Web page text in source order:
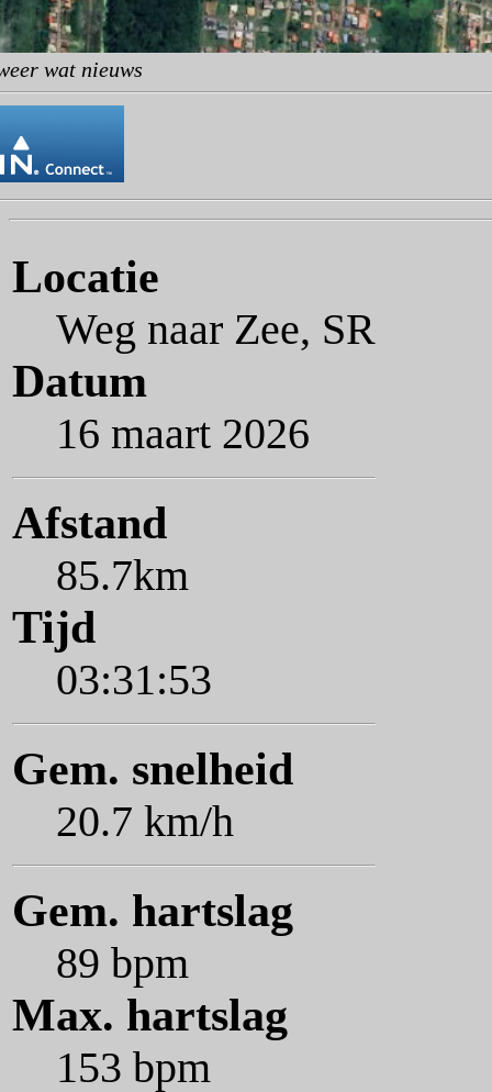
wat nieuws
Locatie
Weg naar Zee, SR
Datum
16 maart 2026
Afstand
85.7km
Tijd
03:31:53
Gem. snelheid
20.7 km/h
Gem. hartslag
89 bpm
Max. hartslag
153 bpm